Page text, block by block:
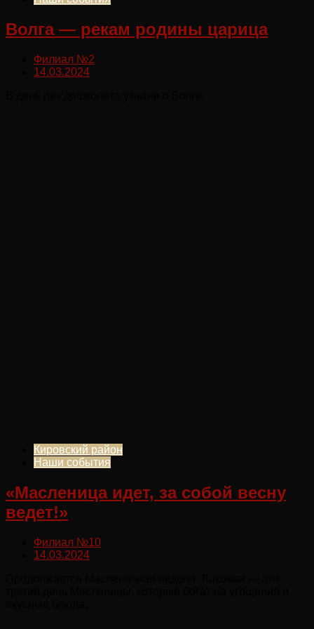
Волга — рекам родины царица
Филиал №2
14.03.2024
Кировский район
Наши события
«Масленица идет, за собой весну
ведет!»
Филиал №10
14.03.2024